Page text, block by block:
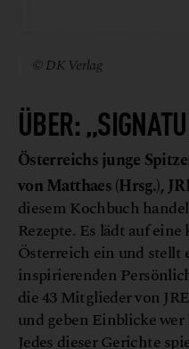
© DK Verlag
ÜBER:
Österreichs junge
von Matthaes (Hrsg.),
diesem Kochbuch
Rezepte. Es lädt auf
Österreich ein und stellt
inspirierenden
die 43 Mitglieder von
und geben Einblicke
Jedes dieser Gerichte